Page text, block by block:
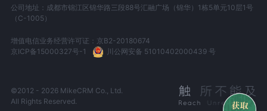
公司地址：成都市锦江区锦华路三段88号汇融广场（锦华）1栋5单元10层1号
（C-1005）
增值电信业务经营许可证：京B2-20180674
京ICP备15000327号-1
川公网安备 51010402000439 号
©2012 - 2026 MikeCRM Co., Ltd.
All Rights Reserved.